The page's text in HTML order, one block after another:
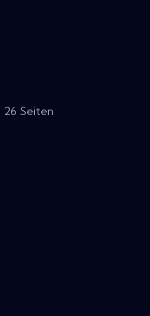
26 Seiten